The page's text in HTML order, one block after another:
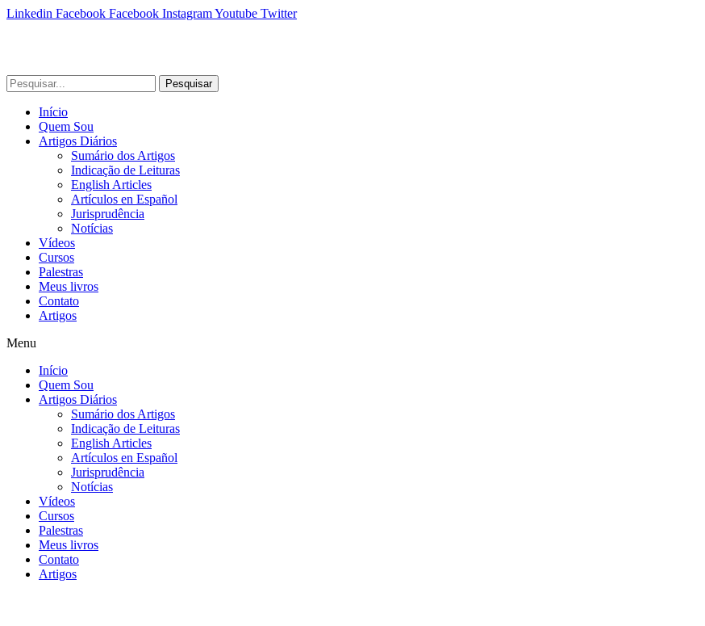
Linkedin Facebook Facebook InstagramYoutube Twitter
Pesquisar
Início
Quem Sou
Artigos Diários
Sumário dos Artigos
Indicação de Leituras
English Articles
Artículos en Español
Jurisprudência
Notícias
Vídeos
Cursos
Palestras
Meus livros
Contato
Artigos
Menu
Início
Quem Sou
Artigos Diários
Sumário dos Artigos
Indicação de Leituras
English Articles
Artículos en Español
Jurisprudência
Notícias
Vídeos
Cursos
Palestras
Meus livros
Contato
Artigos